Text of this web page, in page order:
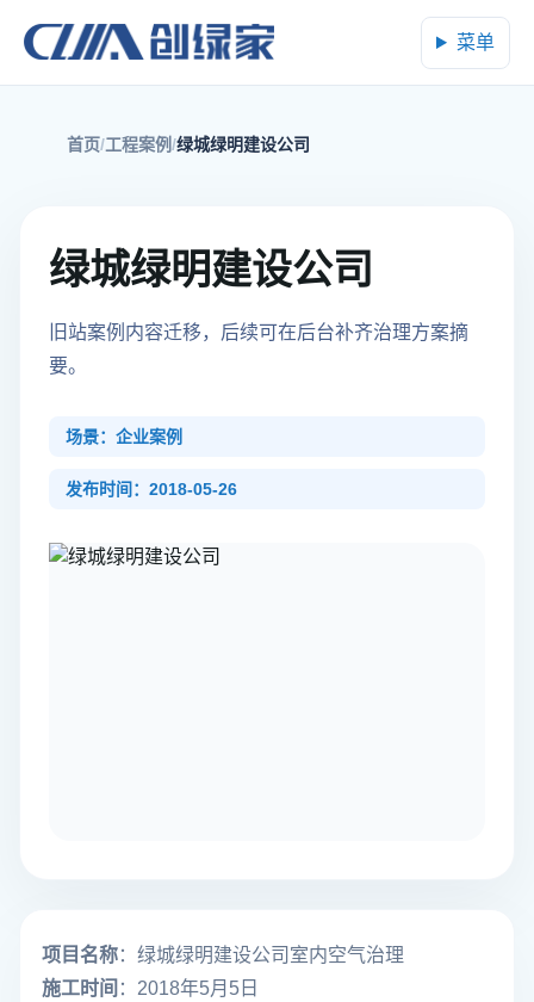
菜单
首页 工程案例 绿城绿明建设公司
绿城绿明建设公司
旧站案例内容迁移，后续可在后台补齐治理方案摘
要。
场景：企业案例
发布时间：2018-05-26
项目名称：绿城绿明建设公司室内空气治理
施工时间 ：2018年5月5日